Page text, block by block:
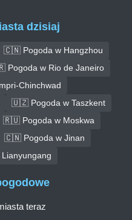
dzisiaj
🇨🇳 Pogoda w Hangzhou
w Rio de Janeiro
Chinchwad
🇺🇿 Pogoda w Taszkent
🇷🇺 Pogoda w Moskwa
🇨🇳 Pogoda w Jinan
teraz